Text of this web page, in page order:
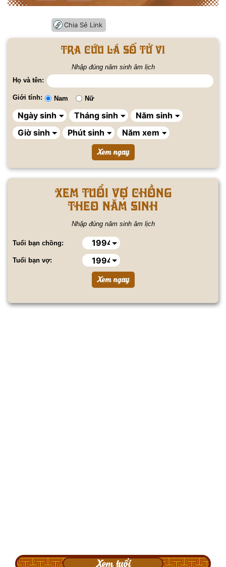
Chia Sẻ Link
Tra cứu lá số tử vi
Nhập đúng năm sinh âm lịch
Họ và tên:
Giới tính: Nam Nữ
Xem tuổi vợ chồng
theo năm sinh
Nhập đúng năm sinh âm lịch
Tuổi bạn chồng:
Tuổi bạn vợ:
Xem tuổi